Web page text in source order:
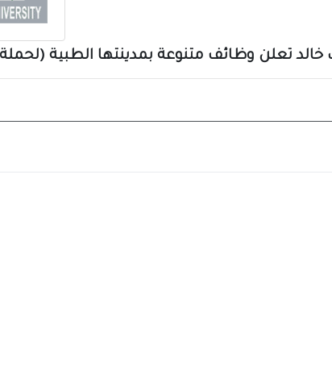
تعلن وظائف متنوعة بمدينتها الطبية